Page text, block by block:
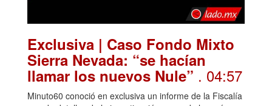
Exclusiva | Caso Fondo Mixto
Sierra Nevada: “se hacían
llamar los nuevos Nule” . 04:57
Minuto60 conoció en exclusiva un informe de la Fiscalía